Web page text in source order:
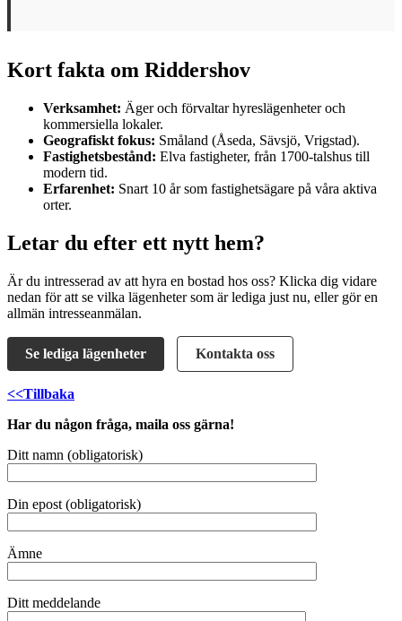
Kort fakta om Riddershov
Verksamhet: Äger och förvaltar hyreslägenheter och
kommersiella lokaler.
Geografiskt fokus: Småland (Åseda, Sävsjö, Vrigstad).
Fastighetsbestånd: Elva fastigheter, från 1700-talshus till
modern tid.
Erfarenhet: Snart 10 år som fastighetsägare på våra aktiva
orter.
Letar du efter ett nytt hem?
Är du intresserad av att hyra en bostad hos oss? Klicka dig vidare
nedan för att se vilka lägenheter som är lediga just nu, eller gör en
allmän intresseanmälan.
Se lediga lägenheter Kontakta oss
<<Tillbaka
Har du någon fråga, maila oss gärna!
Ditt namn (obligatorisk)
Din epost (obligatorisk)
Ämne
Ditt meddelande